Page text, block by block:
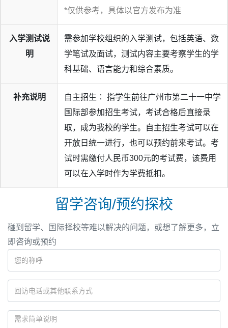
*仅供参考，具体以官方发布为准
入学测试说
明
需参加学校组织的入学测试，包括英语、数
学笔试及面试，测试内容主要考察学生的学
科基础、语言能力和综合素质。
补充说明
自主招生∶ 指学生前往广州市第二十一中学
国际部参加招生考试，考试合格后直接录
取，成为我校的学生。自主招生考试可以在
开放日统一进行，也可以预约前来考试。考
试时需缴付人民币300元的考试费，该费用
可以在入学时作为学费抵扣。
留学咨询/预约探校
碰到留学、国际择校等难以解决的问题，或想了解更多，立
即咨询或预约